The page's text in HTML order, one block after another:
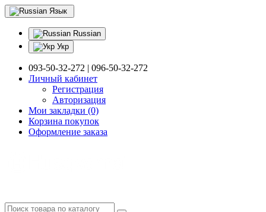
Язык
Russian
Укр
093-50-32-272 | 096-50-32-272
Личный кабинет
Регистрация
Авторизация
Мои закладки (0)
Корзина покупок
Оформление заказа